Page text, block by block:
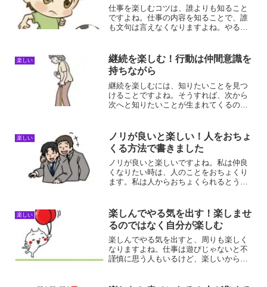
仕事を楽しむコツは、誰よりも知ること
ですよね。仕事の内容を知ることで、誰
も文句は言えなくなりますよね。やる気
しむコツは自信をつけること！仕事を楽
しむコツは、ともかく自信...
楽しい
継続を楽しむ！行動は仲間意識を
持ちながら
継続を楽しむには、知りたいことを見つ
けることですよね。そうすれば、次から
次へと知りたいことが生まれてくるの
からいつの間にか継続しているというこ
とですね。継続を楽しむ理由...
楽しい
ノリが良いと楽しい！人をおちょ
くる方法で書きました
ノリが良いと楽しいですよね。私は仲良
くなりたい時は、人のことをおちょくり
ます。私は人からおちょくられるとうれ
よね。ノリが良いと楽しい！ノリが良い
と楽しいですよね！なぜ、...
楽しい
楽しんでやる気を出す！楽しませ
るのではなく自分が楽しむ
楽しんでやる気を出すと、周りも楽しく
なりますよね。仕事は遊びじゃないと不
謹慎に思う人もいるけど、楽しいからや